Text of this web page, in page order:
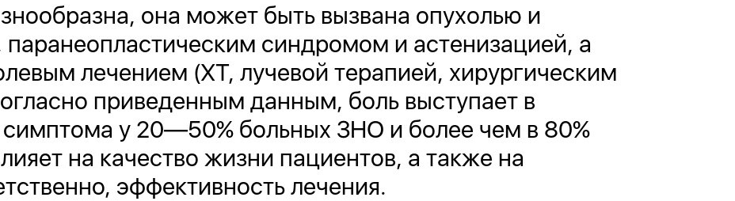
она может быть вызвана опухолью и
синдромом и астенизацией, а
лечением (ХТ, лучевой терапией, хирургическим
приведенным данным, боль выступает в
симптома у 20—50% больных ЗНО и более чем в 80%
на качество жизни пациентов, а также на
эффективность лечения.